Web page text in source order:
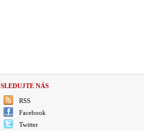
SLEDUJTE NÁS
RSS
Facebook
Twitter